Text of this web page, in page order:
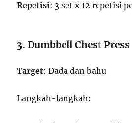
Repetisi: 3 set x 12 repetisi
3.Dumbbell Chest Press
Target: Dada dan bahu
Langkah-langkah: